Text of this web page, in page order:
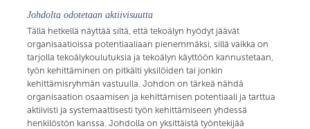
Johdolta odotetaan aktiivisuutta
Tällä hetkellä näyttää siltä, että tekoälyn hyödyt jäävät
organisaatioissa potentiaaliaan pienemmäksi, sillä vaikka on
tarjolla tekoälykoulutuksia ja tekoälyn käyttöön kannustetaan,
työn kehittäminen on pitkälti yksilöiden tai jonkin
kehittämisryhmän vastuulla. Johdon on tärkeä nähdä
organisaation osaamisen ja kehittämisen potentiaali ja tarttua
aktiivisti ja systemaattisesti työn kehittämiseen yhdessä
henkilöstön kanssa. Johdolla on yksittäistä työntekijää